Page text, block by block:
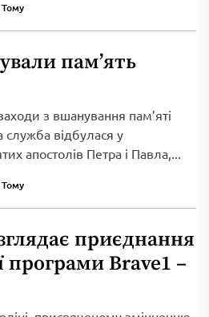
Тому
пам’ять
з вшанування пам’яті
служба відбулася у
апостолів Петра і Павла,...
Тому
приєднання
програми Brave1 –